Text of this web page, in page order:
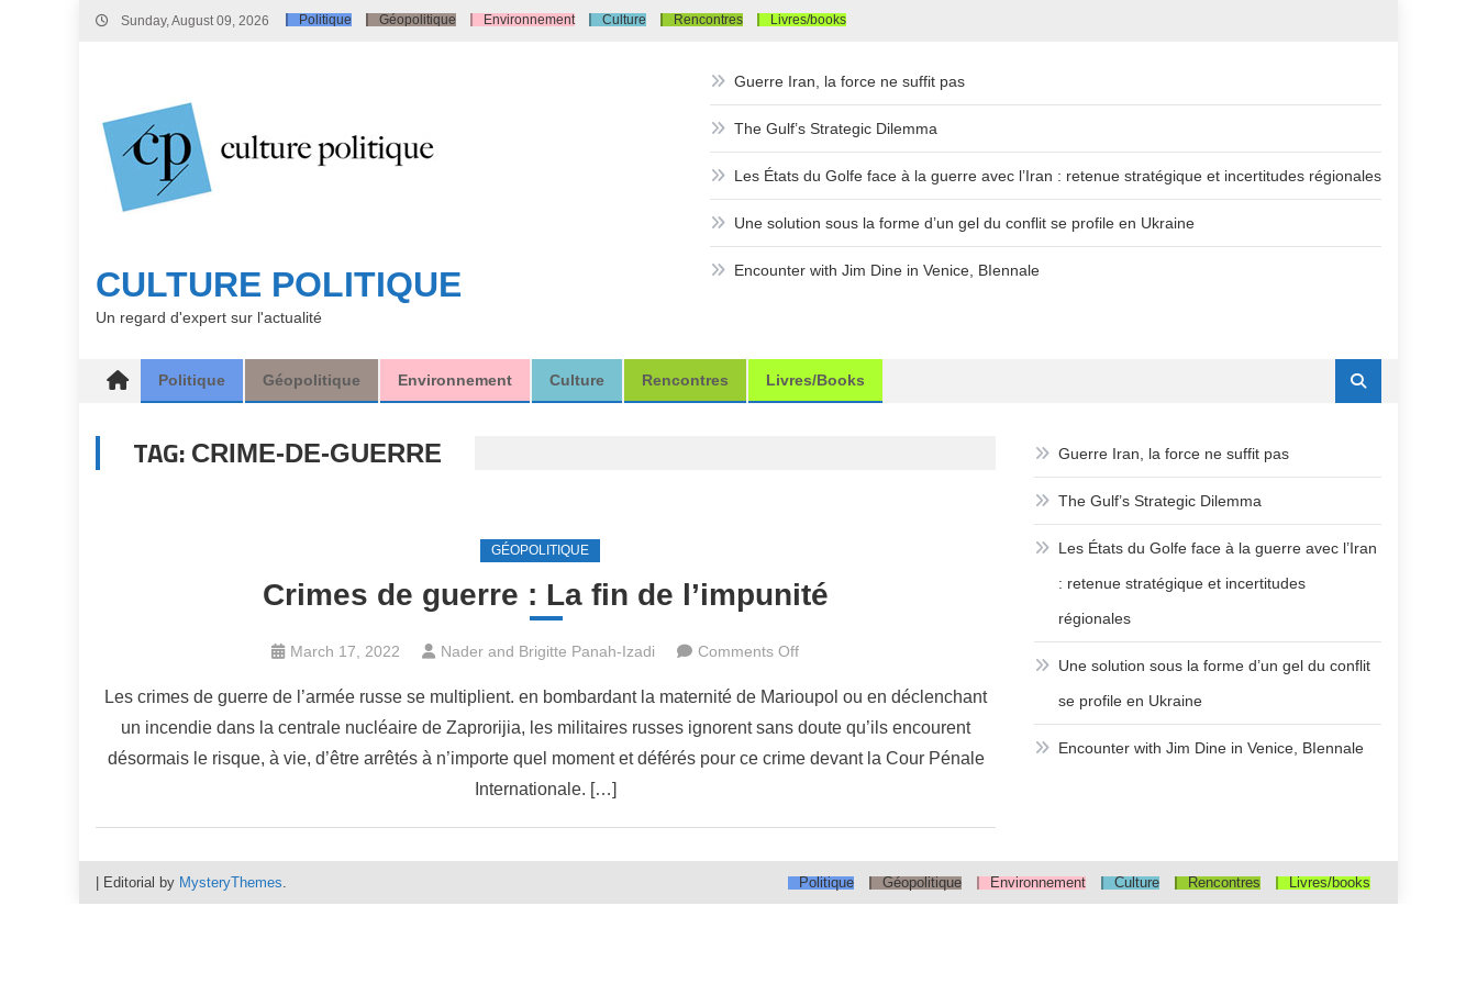
Skip
Sunday, August 09, 2026 Politique Géopolitique Environnement Culture Rencontres Livres/books
CULTURE POLITIQUE
Un regard d'expert sur l'actualité
Guerre Iran, la force ne suffit pas
The Gulf’s Strategic Dilemma
Les États du Golfe face à la guerre avec l’Iran : retenue stratégique et incertitudes régionales
Une solution sous la forme d’un gel du conflit se profile en Ukraine
Encounter with Jim Dine in Venice, BIennale
Politique Géopolitique Environnement Culture Rencontres Livres/books
TAG: CRIME-DE-GUERRE
GÉOPOLITIQUE
Crimes de guerre : La fin de l’impunité
March 17, 2022 Nader and Brigitte Panah-Izadi Comments Offon
de
guerre
:
Les crimes de guerre de l’armée russe se multiplient. en bombardant la maternité de Marioupol ou en déclenchant
un incendie dans la centrale nucléaire de Zaprorijia, les militaires russes ignorent sans doute qu’ils encourent
désormais le risque, à vie, d’être arrêtés à n’importe quel moment et déférés pour ce crime devant la Cour Pénale
Internationale. […]
Guerre Iran, la force ne suffit pas
The Gulf’s Strategic Dilemma
Les États du Golfe face à la guerre avec l’Iran
: retenue stratégique et incertitudes
régionales
Une solution sous la forme d’un gel du conflit
se profile en Ukraine
Encounter with Jim Dine in Venice, BIennale
Editorial by MysteryThemes. Politique Géopolitique Environnement Culture Rencontres Livres/books